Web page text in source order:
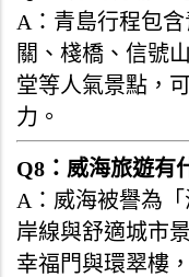
A：青島行程包
關、棧橋、信號
堂等人氣景點，
力。
Q8：威海旅遊有
A：威海被譽為
岸線與舒適城市
幸福門與環翠樓